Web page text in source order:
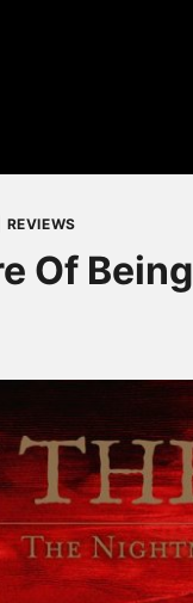
REVIEWS
Of Being